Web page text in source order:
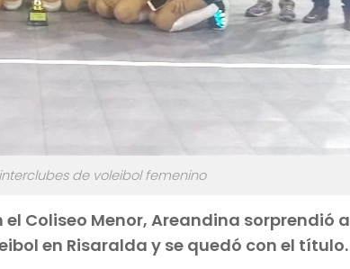
de voleibol femenino
Coliseo Menor, Areandina sorprendió a
en Risaralda y se quedó con el título.